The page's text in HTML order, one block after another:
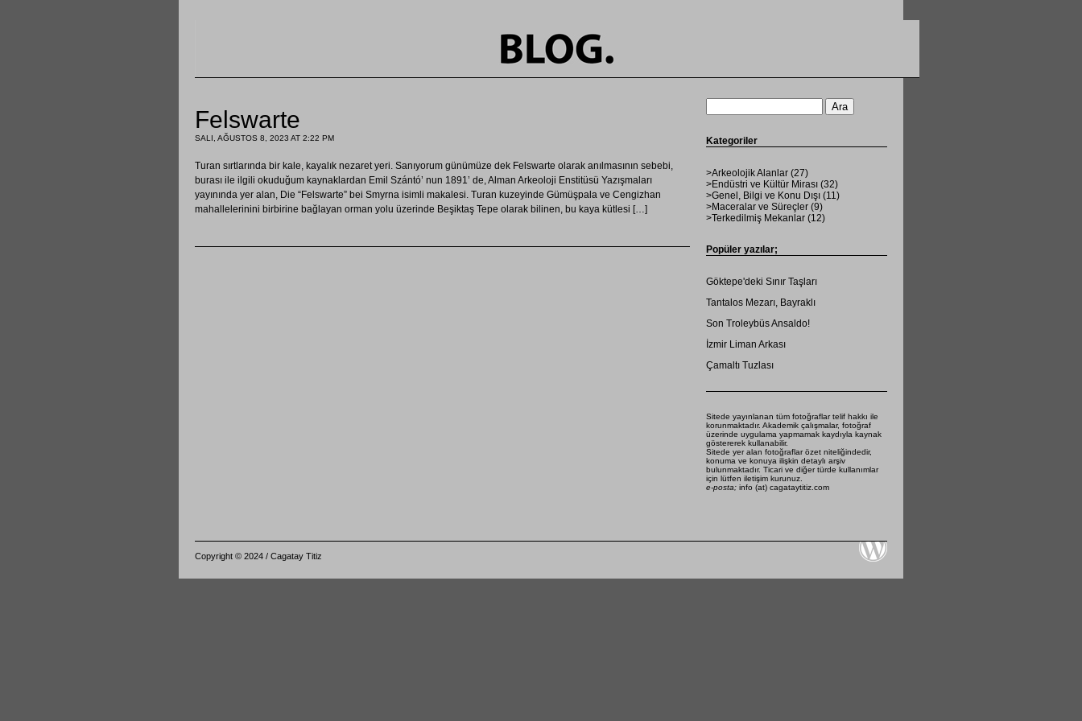
Felswarte
SALI, AĞUSTOS 8, 2023 AT 2:22 PM
Turan sırtlarında bir kale, kayalık nezaret yeri. Sanıyorum günümüze dek Felswarte olarak anılmasının sebebi,
burası ile ilgili okuduğum kaynaklardan Emil Szántó’ nun 1891’ de, Alman Arkeoloji Enstitüsü Yazışmaları
yayınında yer alan, Die “Felswarte” bei Smyrna isimli makalesi. Turan kuzeyinde Gümüşpala ve Cengizhan
mahallelerinini birbirine bağlayan orman yolu üzerinde Beşiktaş Tepe olarak bilinen, bu kaya kütlesi […]
Kategoriler
>Arkeolojik Alanlar (27)
>Endüstri ve Kültür Mirası (32)
>Genel, Bilgi ve Konu Dışı (11)
>Maceralar ve Süreçler (9)
>Terkedilmiş Mekanlar (12)
Popüler yazılar;
Göktepe'deki Sınır Taşları
Tantalos Mezarı, Bayraklı
Son Troleybüs Ansaldo!
İzmir Liman Arkası
Çamaltı Tuzlası
Sitede yayınlanan tüm fotoğraflar telif hakkı ile
korunmaktadır. Akademik çalışmalar, fotoğraf
üzerinde uygulama yapmamak kaydıyla kaynak
göstererek kullanabilir.
Sitede yer alan fotoğraflar özet niteliğindedir,
konuma ve konuya ilişkin detaylı arşiv
bulunmaktadır. Ticari ve diğer türde kullanımlar
için lütfen iletişim kurunuz.
e-posta; info (at) cagataytitiz.com
Copyright © 2024 / Cagatay Titiz